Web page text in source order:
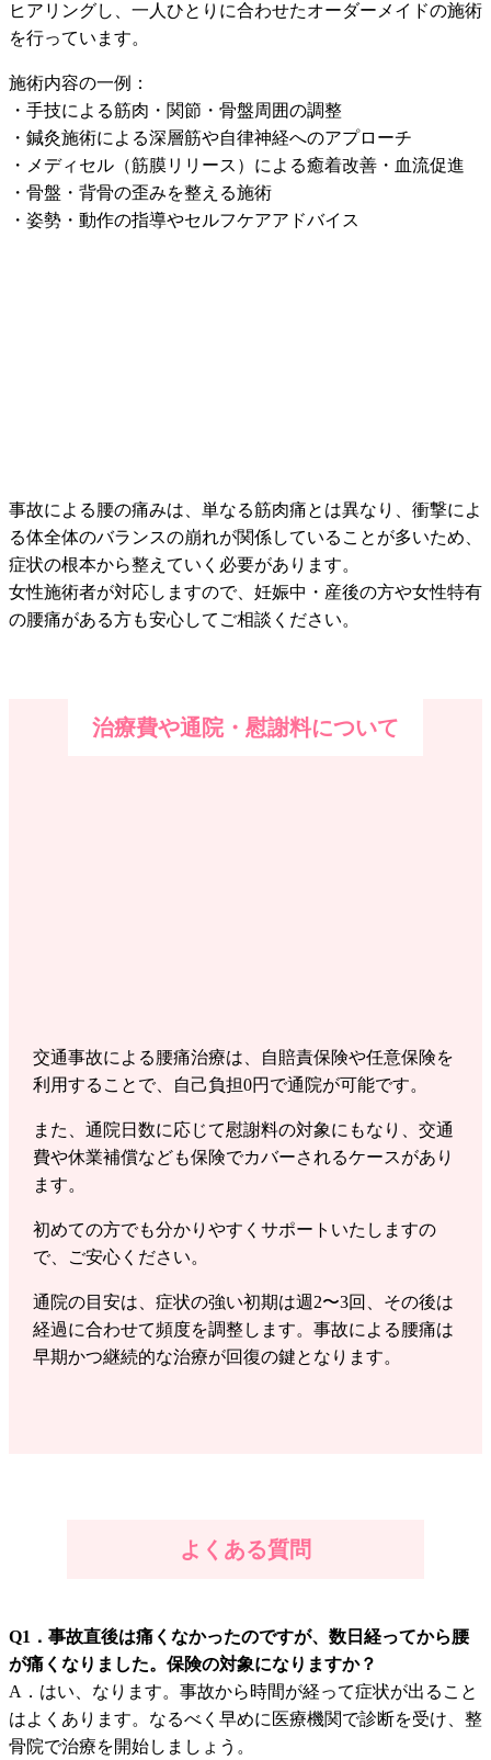
ヒアリングし、一人ひとりに合わせたオーダーメイドの施術
を行っています。
施術内容の一例：
・手技による筋肉・関節・骨盤周囲の調整
・鍼灸施術による深層筋や自律神経へのアプローチ
・メディセル（筋膜リリース）による癒着改善・血流促進
・骨盤・背骨の歪みを整える施術
・姿勢・動作の指導やセルフケアアドバイス
事故による腰の痛みは、単なる筋肉痛とは異なり、衝撃によ
る体全体のバランスの崩れが関係していることが多いため、
症状の根本から整えていく必要があります。
女性施術者が対応しますので、妊娠中・産後の方や女性特有
の腰痛がある方も安心してご相談ください。
治療費や通院・慰謝料について
交通事故による腰痛治療は、自賠責保険や任意保険を
利用することで、自己負担0円で通院が可能です。
また、通院日数に応じて慰謝料の対象にもなり、交通
費や休業補償なども保険でカバーされるケースがあり
ます。
初めての方でも分かりやすくサポートいたしますの
で、ご安心ください。
通院の目安は、症状の強い初期は週2〜3回、その後は
経過に合わせて頻度を調整します。事故による腰痛は
早期かつ継続的な治療が回復の鍵となります。
よくある質問
Q1．事故直後は痛くなかったのですが、数日経ってから腰
が痛くなりました。保険の対象になりますか？
A．はい、なります。事故から時間が経って症状が出ること
はよくあります。なるべく早めに医療機関で診断を受け、整
骨院で治療を開始しましょう。